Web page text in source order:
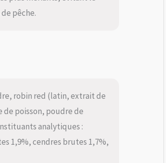
pêche.
robin red (latin, extrait de
poisson, poudre de
analytiques :
1,9%, cendres brutes 1,7%,